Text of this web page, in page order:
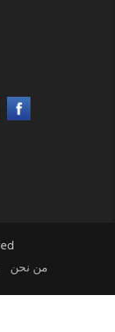
من نحن